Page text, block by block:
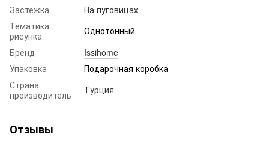
Застежка
На пуговицах
Тематика
рисунка
Однотонный
Бренд
Issihome
Упаковка
Подарочная коробка
Страна
производитель
Турция
Отзывы